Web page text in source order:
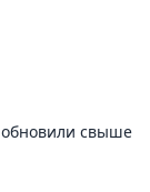
обновили свыше